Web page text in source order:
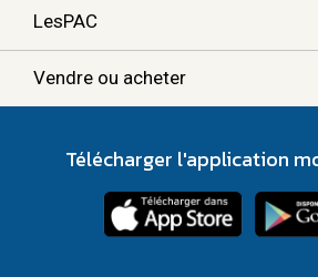
LesPAC
Vendre ou acheter
Télécharger l'application